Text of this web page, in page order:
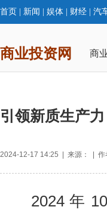
首页 新闻 娱体 财经 汽
商业投资网 商
引领新质生产
2024-12-17 14:25 | 来源： | 作
2024 年